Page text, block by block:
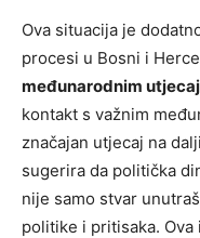
Ova situacija je
procesi u Bosni i
međunarodnim
kontakt s važnim
značajan utjecaj na
sugerira da politička
nije samo stvar
politike i pritisaka.